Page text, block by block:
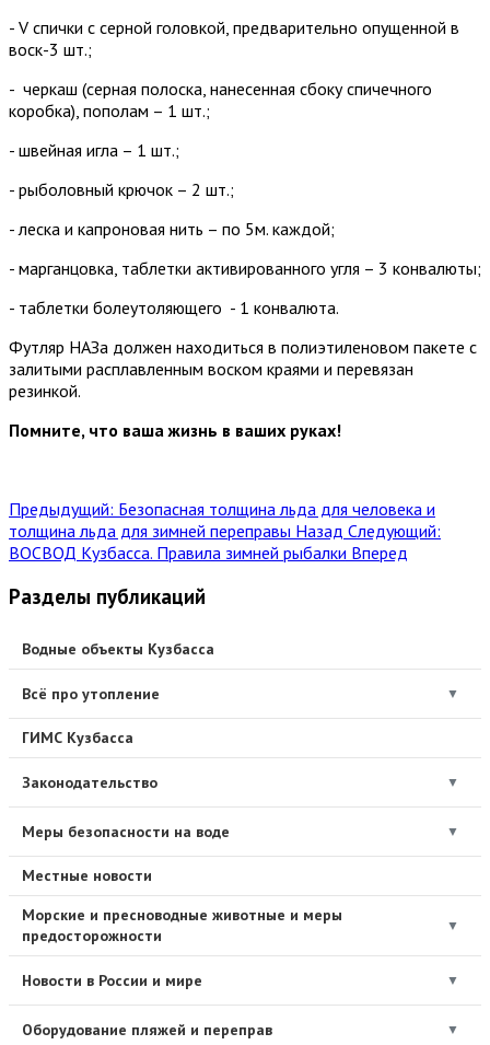
- V спички с серной головкой, предварительно опущенной в
воск-3 шт.;
- черкаш (серная полоска, нанесенная сбоку спичечного
коробка), пополам – 1 шт.;
- швейная игла – 1 шт.;
- рыболовный крючок – 2 шт.;
- леска и капроновая нить – по 5м. каждой;
- марганцовка, таблетки активированного угля – 3 конвалюты;
- таблетки болеутоляющего - 1 конвалюта.
Футляр НАЗа должен находиться в полиэтиленовом пакете с
залитыми расплавленным воском краями и перевязан
резинкой.
Помните, что ваша жизнь в ваших руках!
Предыдущий: Безопасная толщина льда для человека и
толщина льда для зимней переправы Назад Следующий:
ВОСВОД Кузбасса. Правила зимней рыбалки Вперед
Разделы публикаций
Водные объекты Кузбасса
Всё про утопление ▼
ГИМС Кузбасса
Законодательство ▼
Меры безопасности на воде ▼
Местные новости
Морские и пресноводные животные и меры
предосторожности
▼
Новости в России и мире ▼
Оборудование пляжей и переправ ▼